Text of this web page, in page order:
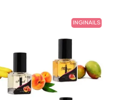
INGINAILS